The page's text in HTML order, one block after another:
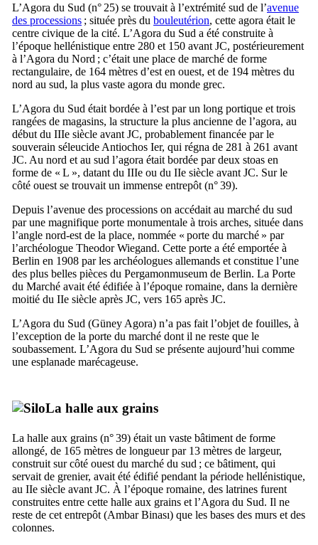
L’Agora du Sud (n° 25) se trouvait à l’extrémité sud de l’avenue
des processions ; située près du bouleutérion, cette agora était le
centre civique de la cité. L’Agora du Sud a été construite à
l’époque hellénistique entre 280 et 150 avant JC, postérieurement
à l’Agora du Nord ; c’était une place de marché de forme
rectangulaire, de 164 mètres d’est en ouest, et de 194 mètres du
nord au sud, la plus vaste agora du monde grec.
L’Agora du Sud était bordée à l’est par un long portique et trois
rangées de magasins, la structure la plus ancienne de l’agora, au
début du IIIe siècle avant JC, probablement financée par le
souverain séleucide Antiochos Ier, qui régna de 281 à 261 avant
JC. Au nord et au sud l’agora était bordée par deux stoas en
forme de « L », datant du IIIe ou du IIe siècle avant JC. Sur le
côté ouest se trouvait un immense entrepôt (n° 39).
Depuis l’avenue des processions on accédait au marché du sud
par une magnifique porte monumentale à trois arches, située dans
l’angle nord-est de la place, nommée « porte du marché » par
l’archéologue Theodor Wiegand. Cette porte a été emportée à
Berlin en 1908 par les archéologues allemands et constitue l’une
des plus belles pièces du Pergamonmuseum de Berlin. La Porte
du Marché avait été édifiée à l’époque romaine, dans la dernière
moitié du IIe siècle après JC, vers 165 après JC.
L’Agora du Sud (Güney Agora) n’a pas fait l’objet de fouilles, à
l’exception de la porte du marché dont il ne reste que le
soubassement. L’Agora du Sud se présente aujourd’hui comme
une esplanade marécageuse.
La halle aux grains
La halle aux grains (n° 39) était un vaste bâtiment de forme
allongé, de 165 mètres de longueur par 13 mètres de largeur,
construit sur côté ouest du marché du sud ; ce bâtiment, qui
servait de grenier, avait été édifié pendant la période hellénistique,
au IIe siècle avant JC. À l’époque romaine, des latrines furent
construites entre cette halle aux grains et l’Agora du Sud. Il ne
reste de cet entrepôt (Ambar Binası) que les bases des murs et des
colonnes.